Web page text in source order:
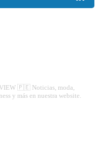
🇵🇪 Noticias, moda,
y más en nuestra website.